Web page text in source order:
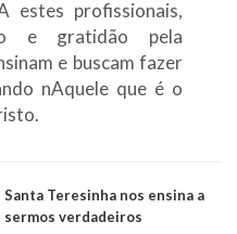
estes profissionais,
e gratidão pela
e buscam fazer
nAquele que é o
Santa Teresinha nos ensina a
sermos verdadeiros